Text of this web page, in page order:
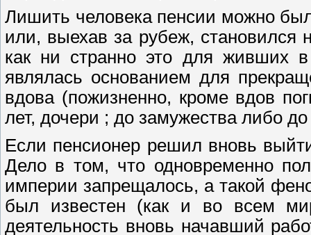
Лишить человека пенсии можно
или, выехав за рубеж, становился
как ни странно это для
являлась основанием для
вдова (пожизненно, кроме вдов
лет, дочери ; до замужества либо
Если пенсионер решил вновь
Дело в том, что одновременно
империи запрещалось, а такой
был известен (как и во всем
деятельность вновь начавший